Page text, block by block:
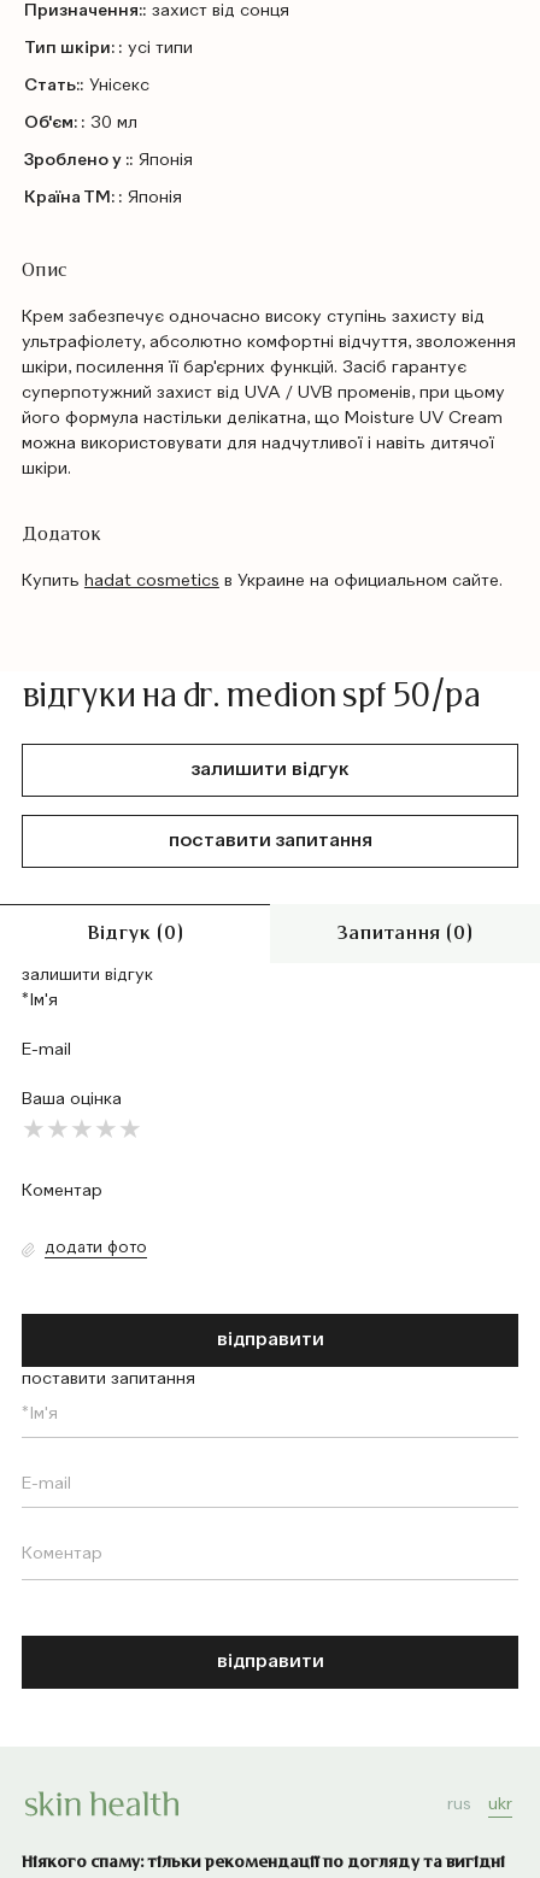
Призначення:: захист від сонця
Тип шкіри: : усі типи
Стать:: Унісекс
Об'єм: : 30 мл
Зроблено у :: Японія
Країна ТМ: : Японія
Опис
Крем забезпечує одночасно високу ступінь захисту від
ультрафіолету, абсолютно комфортні відчуття, зволоження
шкіри, посилення її бар'єрних функцій. Засіб гарантує
суперпотужний захист від UVA / UVB променів, при цьому
його формула настільки делікатна, що Moisture UV Cream
можна використовувати для надчутливої ​​і навіть дитячої
шкіри.
Додаток
Купить hadat cosmetics в Украине на официальном сайте.
відгуки на dr. medion spf 50/ра
залишити відгук
поставити запитання
Відгук (0) Запитання (0)
залишити відгук
Ваша оцінка
додати фото
відправити
поставити запитання
відправити
rus ukr
Ніякого спаму: тільки рекомендації по догляду та вигідні